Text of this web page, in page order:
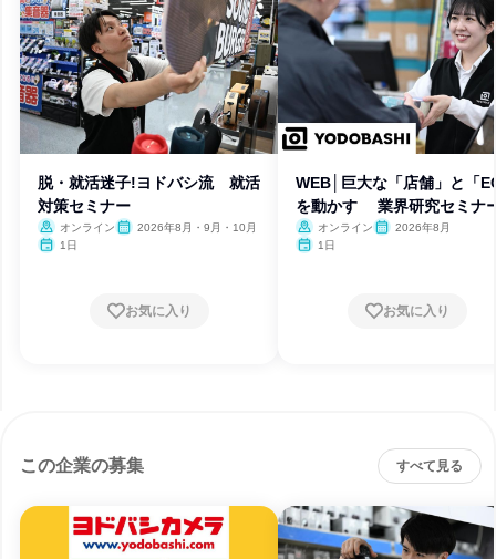
脱・就活迷子!ヨドバシ流 就活
対策セミナー
オンライン
2026年8月・9月・10月
1日
お気に入り
WEB│巨大な「店舗」と「
を動かす 業界研究セミナ
オンライン
2026年8月
1日
お気に入り
この企業の募集 すべて見る